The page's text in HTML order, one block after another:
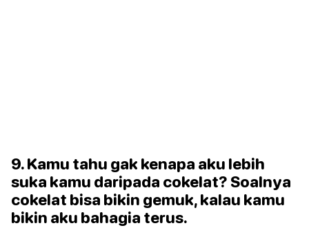
9. Kamu tahu gak kenapa aku lebih
suka kamu daripada cokelat? Soalnya
cokelat bisa bikin gemuk, kalau kamu
bikin aku bahagia terus.